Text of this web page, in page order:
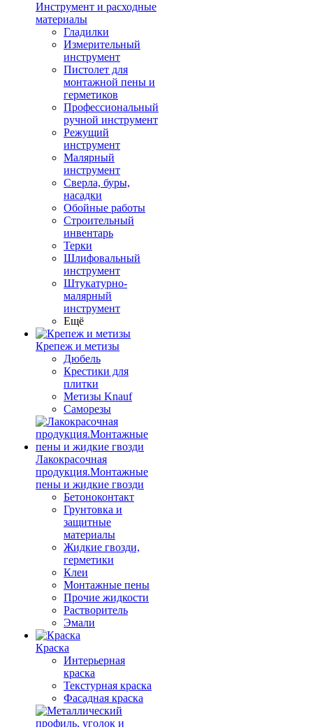
Инструмент и расходные
материалы
Гладилки
Измерительный
инструмент
Пистолет для
монтажной пены и
герметиков
Профессиональный
ручной инструмент
Режущий
инструмент
Малярный
инструмент
Сверла, буры,
насадки
Обойные работы
Строительный
инвентарь
Терки
Шлифовальный
инструмент
Штукатурно-
малярный
инструмент
Ещё
Крепеж и метизы
Дюбель
Крестики для
плитки
Метизы Knauf
Саморезы
Лакокрасочная
продукция.Монтажные
пены и жидкие гвозди
Бетоноконтакт
Грунтовка и
защитные
материалы
Жидкие гвозди,
герметики
Клеи
Монтажные пены
Прочие жидкости
Растворитель
Эмали
Краска
Интерьерная
краска
Текстурная краска
Фасадная краска